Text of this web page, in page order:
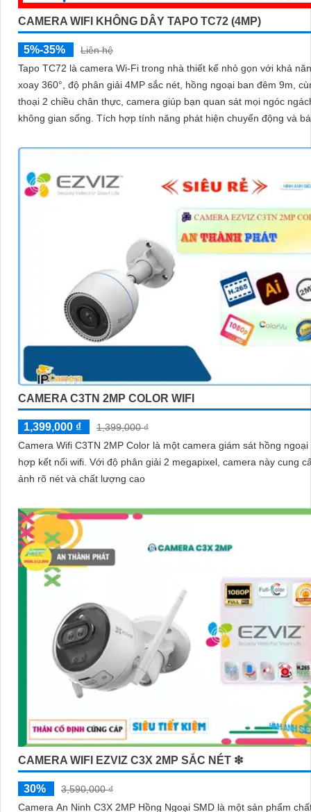
CAMERA WIFI KHÔNG DÂY TAPO TC72 (4MP)
5%-35%
Liên hệ
Tapo TC72 là camera Wi-Fi trong nhà thiết kế nhỏ gọn với khả
xoay 360°, độ phân giải 4MP sắc nét, hồng ngoại ban đêm 9m,
thoại 2 chiều chân thực, camera giúp bạn quan sát mọi ngóc
không gian sống. Tích hợp tính năng phát hiện chuyển động và báo động
sự an tâm tuyệt đối cho cả gia đình
CAMERA C3TN 2MP COLOR WIFI
1,399,000 ₫
1,399,000 ₫
Camera Wifi C3TN 2MP Color là một camera giám sát hồng
hợp kết nối wifi. Với độ phân giải 2 megapixel, camera này cung cấp hình
ảnh rõ nét và chất lượng cao
CAMERA WIFI EZVIZ C3X 2MP SẮC NÉT ❇
30%
3,590,000 ₫
Camera An Ninh C3X 2MP Hồng Ngoại SMD là một sản phẩm